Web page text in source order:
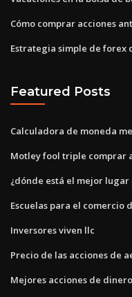
Cómo comprar acciones
Estrategia simple de forex
Featured Posts
Calculadora de moneda
Motley fool triple comprar
¿dónde está el mejor
Escuelas para el comercio
Inversores viven llc
Precio de las acciones de
Mejores acciones de